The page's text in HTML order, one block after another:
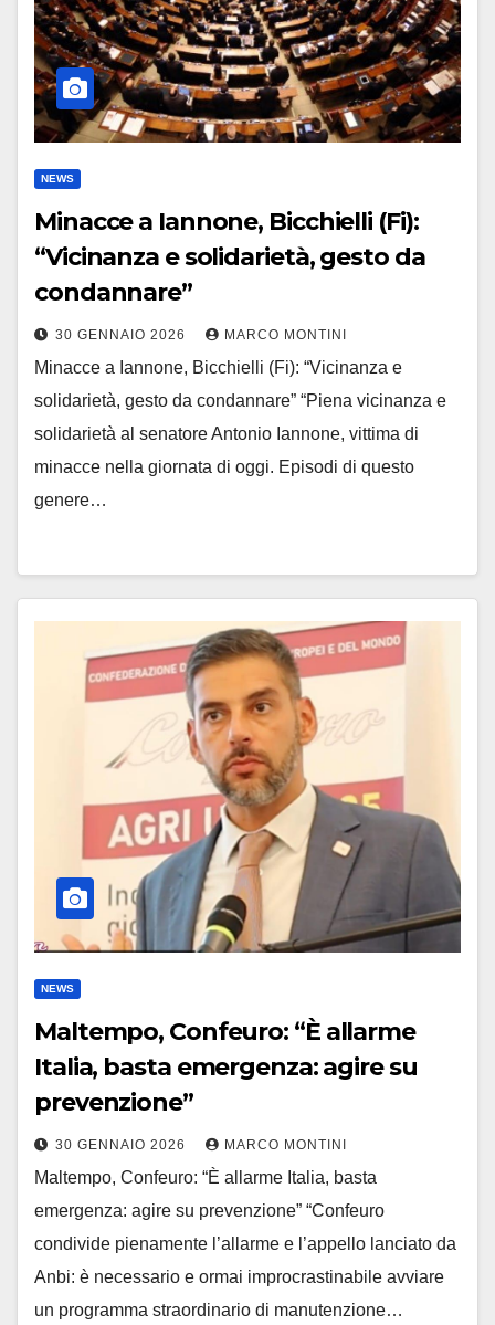
NEWS
Minacce a Iannone, Bicchielli (Fi):
“Vicinanza e solidarietà, gesto da
condannare”
30 GENNAIO 2026 MARCO MONTINI
Minacce a Iannone, Bicchielli (Fi): “Vicinanza e
solidarietà, gesto da condannare” “Piena vicinanza e
solidarietà al senatore Antonio Iannone, vittima di
minacce nella giornata di oggi. Episodi di questo
genere…
NEWS
Maltempo, Confeuro: “È allarme
Italia, basta emergenza: agire su
prevenzione”
30 GENNAIO 2026 MARCO MONTINI
Maltempo, Confeuro: “È allarme Italia, basta
emergenza: agire su prevenzione” “Confeuro
condivide pienamente l’allarme e l’appello lanciato da
Anbi: è necessario e ormai improcrastinabile avviare
un programma straordinario di manutenzione…